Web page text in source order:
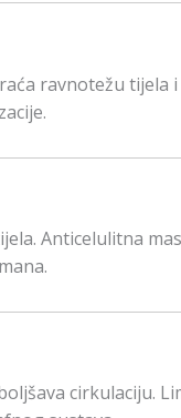
ravnotežu tijela i
Anticelulitna
cirkulaciju.